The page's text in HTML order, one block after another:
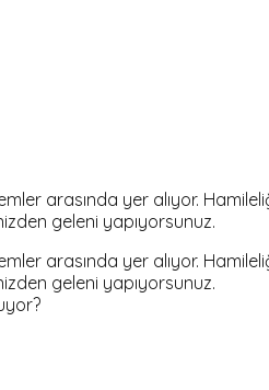
arasında yer alıyor.
geleni yapıyorsunuz.
arasında yer alıyor.
geleni yapıyorsunuz.